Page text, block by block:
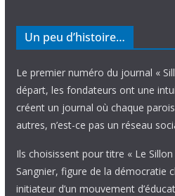
Un peu d’histoire…
Le premier numéro du journal «
départ, les fondateurs ont une
créent un journal où chaque
autres, n’est-ce pas un réseau
Ils choisissent pour titre « Le
Sangnier, figure de la démocratie
initiateur d’un mouvement